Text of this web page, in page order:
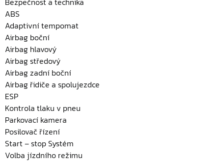
ABS
Adaptivní tempomat
Airbag boční
Airbag hlavový
Airbag středový
Airbag zadní boční
Airbag řidiče a spolujezdce
ESP
Kontrola tlaku v pneu
Parkovací kamera
Posilovač řízení
Start – stop Systém
Volba jízdního režimu